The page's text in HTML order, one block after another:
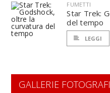
FUMETTI
Star Trek:
del tempo
LEGGI
GALLERIE